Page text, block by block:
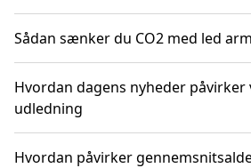
Sådan sænker du CO2 med led
Hvordan dagens nyheder påvirker
udledning
Hvordan påvirker